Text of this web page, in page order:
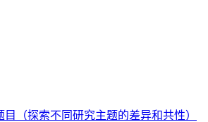
目（探索不同研究主题的差异和共性）